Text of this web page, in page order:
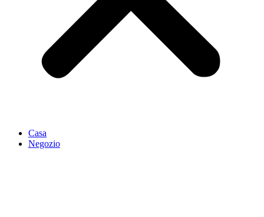
Casa
Negozio